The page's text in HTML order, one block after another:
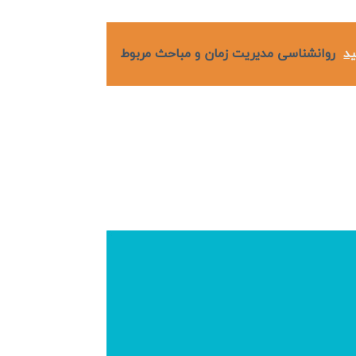
روانشناسی مدیریت زمان و مباحث مربوط